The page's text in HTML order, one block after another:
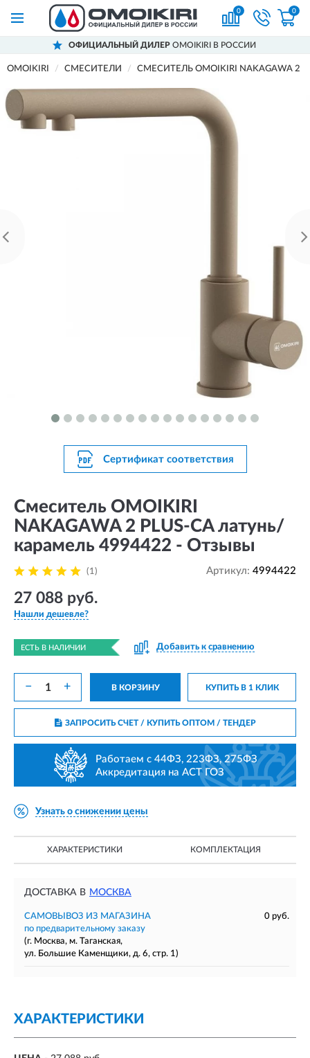
0 0
ОФИЦИАЛЬНЫЙ ДИЛЕР OMOIKIRI В РОССИИ
OMOIKIRI СМЕСИТЕЛИ СМЕСИТЕЛЬ OMOIKIRI NAKAGAWA 2
Сертификат соответствия
Смеситель OMOIKIRI
NAKAGAWA 2 PLUS-CA латунь/
карамель 4994422 - Отзывы
(1) Артикул: 4994422
27 088 руб.
Нашли дешевле?
ЕСТЬ В НАЛИЧИИ Добавить к сравнению
− + В КОРЗИНУ КУПИТЬ В 1 КЛИК
ЗАПРОСИТЬ СЧЕТ / КУПИТЬ ОПТОМ/ ТЕНДЕР
Работаем с 44ФЗ, 223ФЗ, 275ФЗ
Аккредитация на АСТ ГОЗ
Узнать о снижении цены
ХАРАКТЕРИСТИКИ КОМПЛЕКТАЦИЯ
ДОСТАВКА В МОСКВА
САМОВЫВОЗ ИЗ МАГАЗИНА
0 руб.
по предварительному заказу
(г. Москва, м. Таганская,
ул. Большие Каменщики, д. 6, стр. 1)
ХАРАКТЕРИСТИКИ